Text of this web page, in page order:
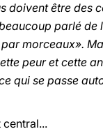
doivent être des
parlé de
morceaux».
peur et cette
qui se passe
central...